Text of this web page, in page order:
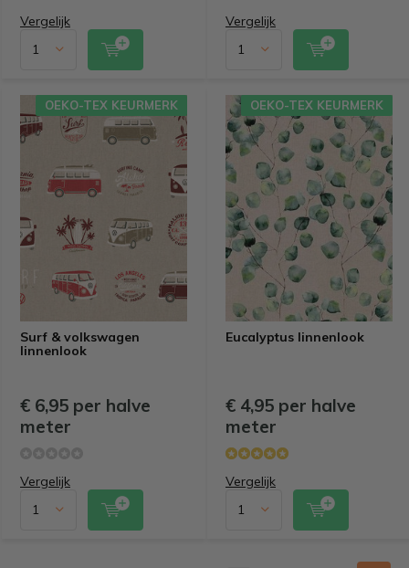
Vergelijk Vergelijk
Surf & volkswagen
linnenlook
OEKO-TEX KEURMERK
€ 6,95 per halve
meter
Vergelijk
Eucalyptus linnenlook
OEKO-TEX KEURMERK
€ 4,95 per halve
meter
Vergelijk